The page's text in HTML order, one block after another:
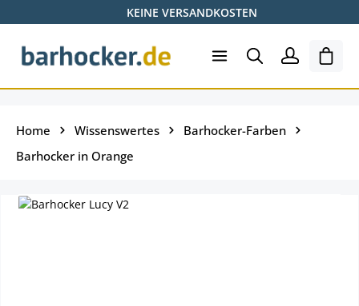
Zum Hauptinhalt springenKEINE VERSANDKOSTEN
Home Wissenswertes
Barhocker-Farben
Barhocker in Orange